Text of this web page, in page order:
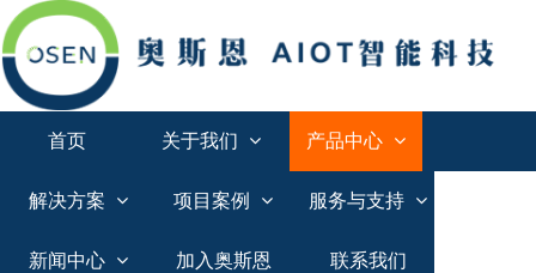
首页 关于我们 产品中心
解决方案 项目案例 服务与支持
新闻中心 加入奥斯恩 联系我们